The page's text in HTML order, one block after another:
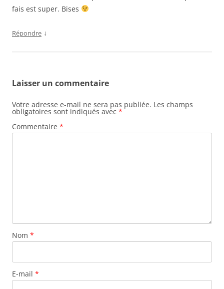
fais est super. Bises
Répondre ↓
Laisser un commentaire
Votre adresse e-mail ne sera pas publiée. Les champs
obligatoires sont indiqués avec *
Commentaire *
Nom *
E-mail *